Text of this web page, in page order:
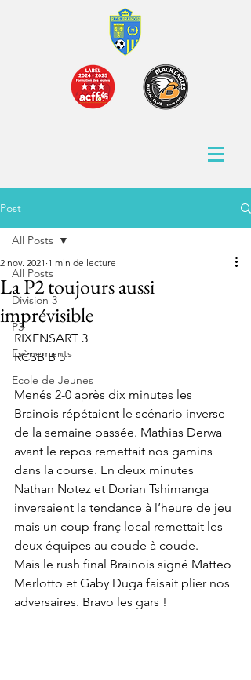
Post
All Posts
Division 3
P3
Evènements
Ecole de Jeunes
All Posts
La P2 toujours aussi
imprévisible
2 nov. 2021 1 min de lecture
RIXENSART 3
RCSB B 5
Menés 2-0 après dix minutes les
Brainois répétaient le scénario inverse
de la semaine passée. Mathias Derwa
avant le repos remettait nos gamins
dans la course. En deux minutes
Nathan Notez et Dorian Tshimanga
inversaient la tendance à l’heure de jeu
mais un coup-franç local remettait les
deux équipes au coude à coude.
Mais le rush final Brainois signé Matteo
Merlotto et Gaby Duga faisait plier nos
adversaires. Bravo les gars !